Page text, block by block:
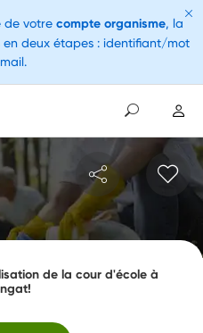
de la cour d'école à
de votre compte organisme, la
en deux étapes : identifiant/mot